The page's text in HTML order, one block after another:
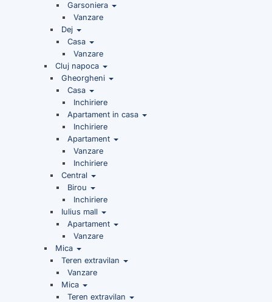
Garsoniera
Vanzare
Dej
Casa
Vanzare
Cluj napoca
Gheorgheni
Casa
Inchiriere
Apartament in casa
Inchiriere
Apartament
Vanzare
Inchiriere
Central
Birou
Inchiriere
Iulius mall
Apartament
Vanzare
Mica
Teren extravilan
Vanzare
Mica
Teren extravilan